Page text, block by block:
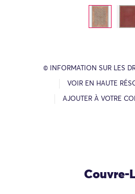
© INFORMATION SUR LES
VOIR EN HAUTE
AJOUTER À VOTRE
Couvre-